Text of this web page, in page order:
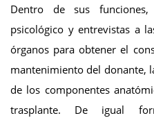
Dentro de sus funciones,
psicológico y entrevistas a
órganos para obtener el
mantenimiento del donante,
de los componentes
trasplante. De igual